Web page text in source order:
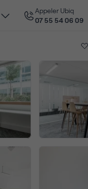
Appeler Ubiq
07 55 54 06 09